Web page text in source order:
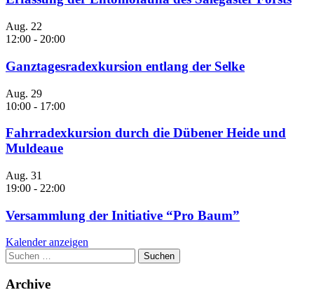
Aug. 22
12:00 - 20:00
Ganztagesradexkursion entlang der Selke
Aug. 29
10:00 - 17:00
Fahrradexkursion durch die Dübener Heide und
Muldeaue
Aug. 31
19:00 - 22:00
Versammlung der Initiative “Pro Baum”
Kalender anzeigen
Suchen
nach:
Archive